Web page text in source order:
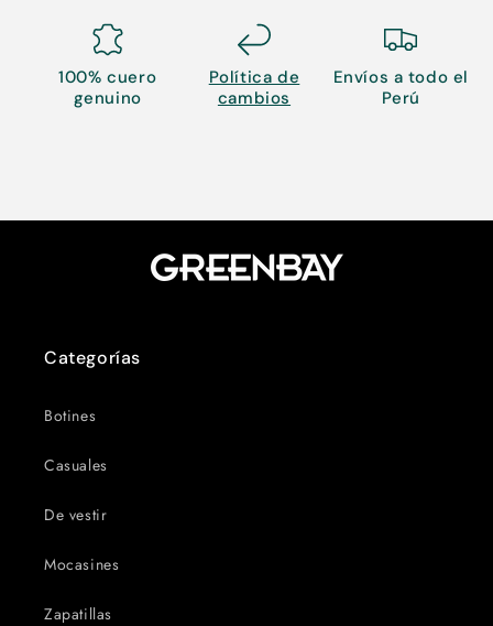
100% cuero
genuino
Política de
cambios
Envíos a todo el
Perú
Categorías
Botines
Casuales
De vestir
Mocasines
Zapatillas